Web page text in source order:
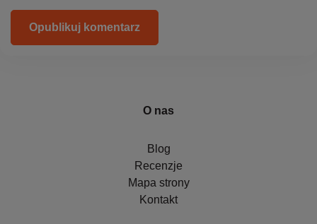
Opublikuj komentarz
O nas
Blog
Recenzje
Mapa strony
Kontakt